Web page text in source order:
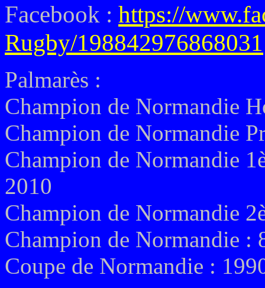
Facebook : https://
Rugby/198842976868031
Palmarès :
Champion de Normandie
Champion de Normandie
Champion de Normandie
2010
Champion de Normandie
Champion de Normandie :
Coupe de Normandie :